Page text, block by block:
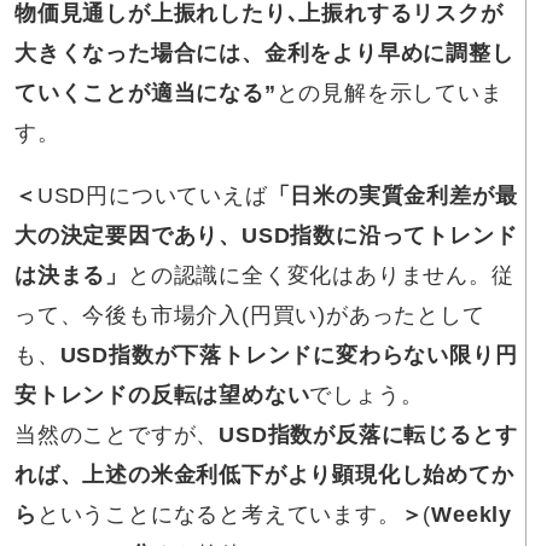
物価見通しが上振れしたり､上振れするリスクが
大きくなった場合には、金利をより早めに調整し
ていくことが適当になる” との見解を示していま
す。
＜ USD円についていえば「日米の実質金利差が最
大の決定要因であり、USD指数に沿ってトレンド
は決まる」
との認識に全く変化はありません。従
って、今後も市場介入(円買い)があったとして
も、 USD指数が下落トレンドに変わらない限り円
安トレンドの反転は望めないでしょう。
当然のことですが、 USD指数が反落に転じるとす
れば、上述の米金利低下がより顕現化し始めてか
ら ということになると考えています。 ＞ (Weekly